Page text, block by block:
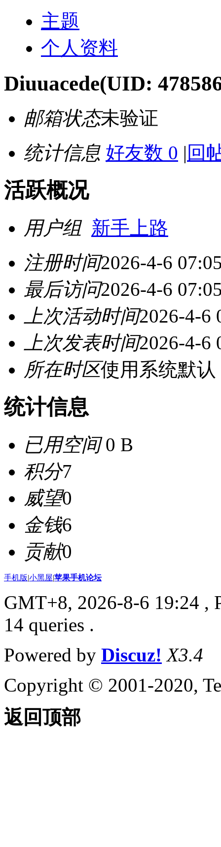
主题
个人资料
Diuuacede(UID:
邮箱状态未验证
统计信息 好友数 0 | 回
活跃概况
用户组 新手上路
注册时间2026-4-6
最后访问2026-4-6
上次活动时间2026-4-6
上次发表时间2026-4-6
所在时区使用系统默认
统计信息
已用空间0 B
积分7
威望0
金钱6
贡献0
手机版|小黑屋|苹果手机论坛
GMT+8, 2026-8-6 19:24 ,
14 queries .
Powered by Discuz! X3.4
Copyright © 2001-2020,
返回顶部